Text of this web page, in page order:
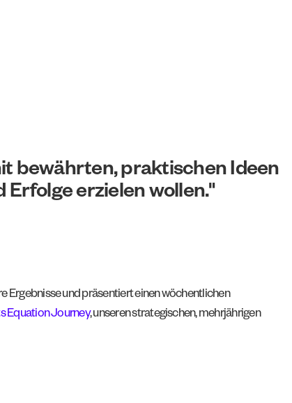
bewährten, praktischen Ideen
erzielen wollen."
Ergebnisse und präsentiert einen wöchentlichen
Equation Journey, unseren strategischen, mehrjährigen